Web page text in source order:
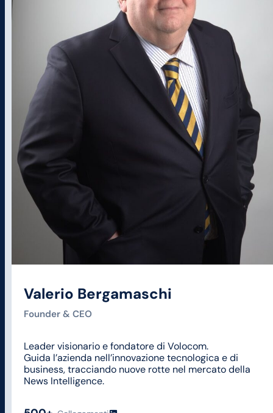
Valerio Bergamaschi
Founder & CEO
Leader visionario e fondatore di Volocom.
Guida l’azienda nell’innovazione tecnologica e di
business, tracciando nuove rotte nel mercato della
News Intelligence.